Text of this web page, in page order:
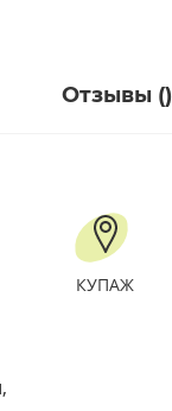
Отзывы ()
КУПАЖ